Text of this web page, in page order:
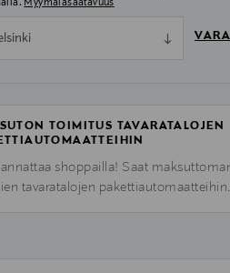
Myymäläsaatavuus
TOIMITUS TAVARATALOJEN
shoppailla! Saat
tavaratalojen pakettiautomaatteihin.